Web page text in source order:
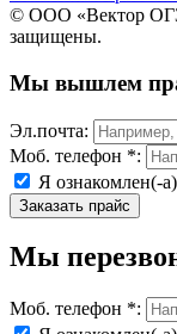
© ООО «Вектор
защищены.
Мы вышлем
Эл.почта:
Моб. телефон *:
Я ознакомлен(-
Мы
Моб. телефон *: